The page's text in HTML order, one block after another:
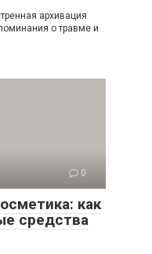
архивация
о травме и
0
как
средства